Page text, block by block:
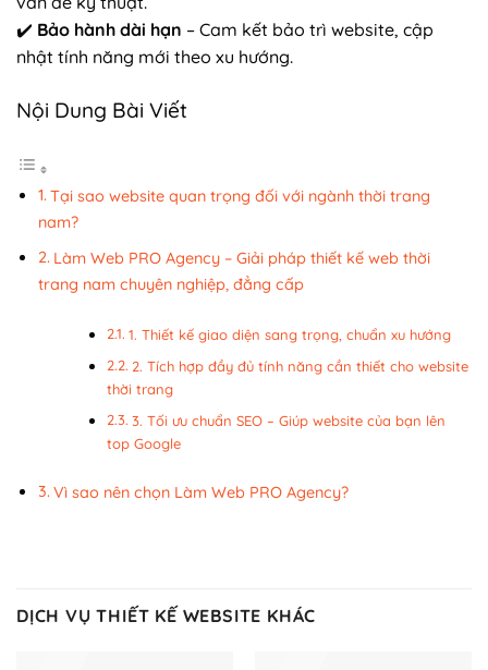
✔️ Bảo hành dài hạn – Cam kết bảo trì website, cập
nhật tính năng mới theo xu hướng.
Nội Dung Bài Viết
Tại sao website quan trọng đối với ngành thời trang
nam?
Làm Web PRO Agency – Giải pháp thiết kế web thời
trang nam chuyên nghiệp, đẳng cấp
1. Thiết kế giao diện sang trọng, chuẩn xu hướng
2. Tích hợp đầy đủ tính năng cần thiết cho website
thời trang
3. Tối ưu chuẩn SEO – Giúp website của bạn lên
top Google
Vì sao nên chọn Làm Web PRO Agency?
DỊCH VỤ THIẾT KẾ WEBSITE KHÁC